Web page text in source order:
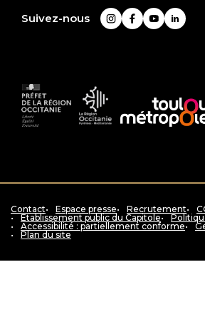
plus
Suivez-nous
Instagram
Facebook
YouTube
Préfet
de
La
Région
Méditerranée
au
Contact Espace presse Recrutement
Etablissement public du Capitole
Accessibilité : partiellement conforme
Plan du site